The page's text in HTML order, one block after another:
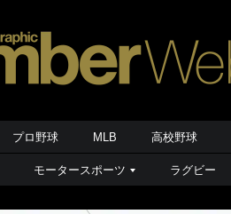
プロ野球 MLB 高校野球
モータースポーツ ラグビー